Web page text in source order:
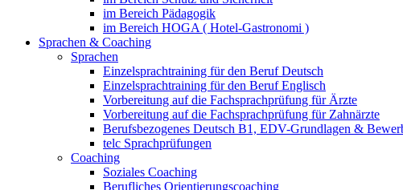
im Bereich Pädagogik
im Bereich HOGA ( Hotel-Gastronomi )
Sprachen & Coaching
Sprachen
Einzelsprachtraining für den Beruf Deutsch
Einzelsprachtraining für den Beruf Englisch
Vorbereitung auf die Fachsprachprüfung für Ärzte
Vorbereitung auf die Fachsprachprüfung für Zahnärzte
Berufsbezogenes Deutsch B1, EDV-Grundlagen &
telc Sprachprüfungen
Coaching
Soziales Coaching
Berufliches Orientierungscoaching